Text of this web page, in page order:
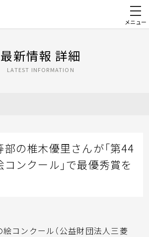
メニュー
最新情報 詳細
LATEST INFORMATION
の椎木優里さんが「第44
ンクール」で最優秀賞を
コンクール（公益財団法人三菱